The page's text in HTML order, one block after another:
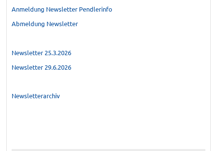
Anmeldung Newsletter Pendlerinfo
Abmeldung Newsletter
Newsletter 25.3.2026
Newsletter 29.6.2026
Newsletterarchiv